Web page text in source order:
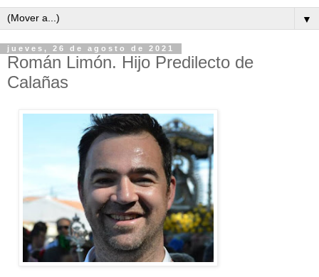
▼
jueves, 26 de agosto de 2021
Román Limón. Hijo Predilecto de
Calañas